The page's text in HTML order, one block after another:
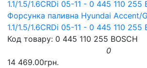
Форсунка паливна Hyundai Accent/
1.1/1.5/1.6CRDi 05-11 - 0 445 110 255
Код товару: 0 445 110 255 BOSCH
0
14 469.00грн.